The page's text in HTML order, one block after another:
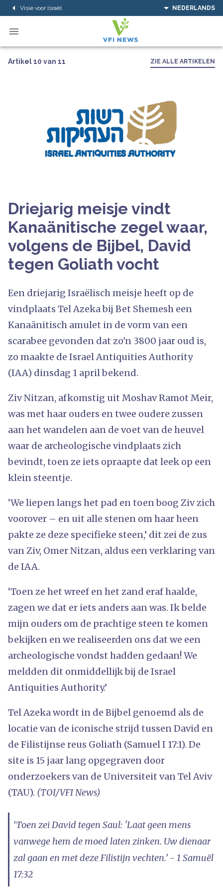
Visie voor Israël NEDERLANDS
Artikel 10 van 11 ZIE ALLE ARTIKELEN
Driejarig meisje vindt
Kanaänitische zegel waar,
volgens de Bijbel, David
tegen Goliath vocht
Een driejarig Israëlisch meisje heeft op de
vindplaats Tel Azeka bij Bet Shemesh een
Kanaänitisch amulet in de vorm van een
scarabee gevonden dat zo'n 3800 jaar oud is,
zo maakte de Israel Antiquities Authority
(IAA) dinsdag 1 april bekend.
Ziv Nitzan, afkomstig uit Moshav Ramot Meir,
was met haar ouders en twee oudere zussen
aan het wandelen aan de voet van de heuvel
waar de archeologische vindplaats zich
bevindt, toen ze iets opraapte dat leek op een
klein steentje.
‘We liepen langs het pad en toen boog Ziv zich
voorover – en uit alle stenen om haar heen
pakte ze deze specifieke steen,’ dit zei de zus
van Ziv, Omer Nitzan, aldus een verklaring van
de IAA.
‘Toen ze het wreef en het zand eraf haalde,
zagen we dat er iets anders aan was. Ik belde
mijn ouders om de prachtige steen te komen
bekijken en we realiseerden ons dat we een
archeologische vondst hadden gedaan! We
meldden dit onmiddellijk bij de Israel
Antiquities Authority.’
Tel Azeka wordt in de Bijbel genoemd als de
locatie van de iconische strijd tussen David en
de Filistijnse reus Goliath (Samuel I 17:1). De
site is 15 jaar lang opgegraven door
onderzoekers van de Universiteit van Tel Aviv
(TAU). (TOI/VFI News)
‘Toen zei David tegen Saul: 'Laat geen mens
vanwege hem de moed laten zinken. Uw dienaar
zal gaan en met deze Filistijn vechten.’ - 1 Samuël
17:32